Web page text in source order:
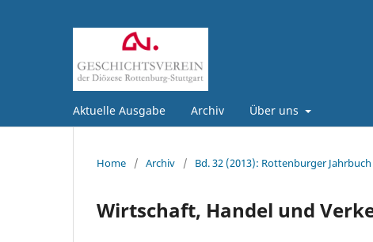
Aktuelle Ausgabe Archiv Über uns
Home / Archiv / Bd. 32 (2013): Rottenburger
Wirtschaft, Handel und